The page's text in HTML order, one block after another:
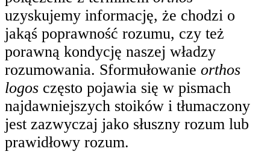
uzyskujemy informację, że chodzi o
jakąś poprawność rozumu, czy też
porawną kondycję naszej władzy
rozumowania. Sformułowanie orthos
logos często pojawia się w pismach
najdawniejszych stoików i tłumaczony
jest zazwyczaj jako słuszny rozum lub
prawidłowy rozum.